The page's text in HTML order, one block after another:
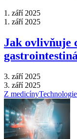
1. září 2025
1. září 2025
Jak ovlivňuje
3. září 2025
3. září 2025
Z medicínyTechnologie